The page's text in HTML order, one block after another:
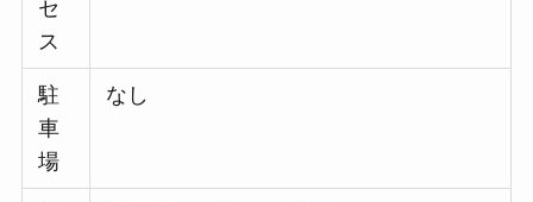
セ
ス
駐
車
場
なし